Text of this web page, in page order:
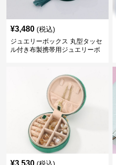
¥3,480 (税込)
ジュエリーボックス 丸型タッセ
ル付き布製携帯用ジュエリーボ
¥3,530